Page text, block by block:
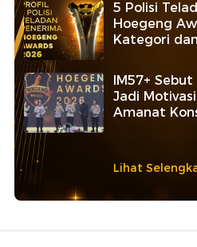
5 Polisi
Hoegeng
Kategori
IM57+
Jadi
Amanat
Lihat